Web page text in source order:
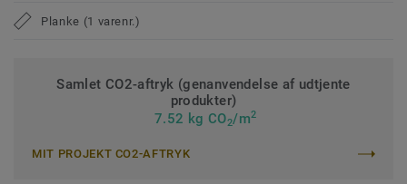
Planke (1 varenr.)
Samlet CO2-aftryk (genanvendelse af udtjente
produkter)
7.52 kg CO2/m2
MIT PROJEKT CO2-AFTRYK